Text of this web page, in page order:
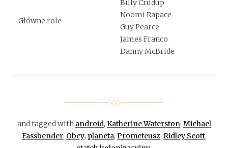
Główne role
Billy Crudup
Noomi Rapace
Guy Pearce
James Franco
Danny McBride
and tagged with android, Katherine Waterston, Michael
Fassbender, Obcy, planeta, Prometeusz, Ridley Scott,